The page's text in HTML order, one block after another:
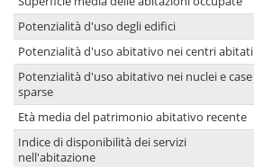
Potenzialità d'uso degli edifici
Potenzialità d'uso abitativo nei centri abitati
Potenzialità d'uso abitativo nei nuclei e case
sparse
Età media del patrimonio abitativo recente
Indice di disponibilità dei servizi
nell'abitazione